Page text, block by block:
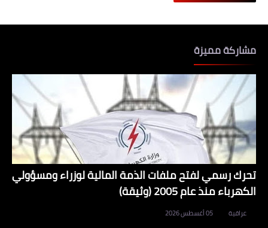
مشاركة مميزة
تحرك رسمي لفتح ملفات الذمة المالية لوزراء ومسؤولي
الكهرباء منذ عام 2005 (وثيقة)
عراقية 05 أغسطس 2026